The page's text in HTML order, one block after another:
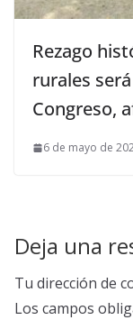
Rezago
rurales
Congreso,
6 de mayo de
Deja una
Tu dirección de
Los campos